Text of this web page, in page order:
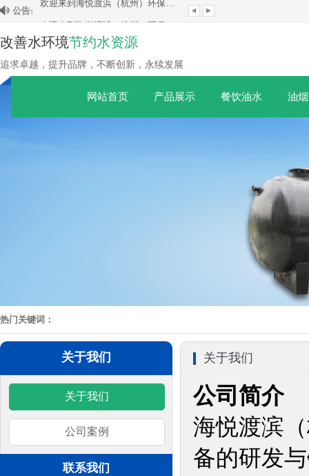
公告:
改善水环境节约水资源
追求卓越，提升品牌，不断创新，永续发展
网站首页 产品展示 餐饮油水 油
热门关键词：
关于我们
关于我们
公司案例
联系我们
关于我们
公司简介
海悦渡滨
备的研发